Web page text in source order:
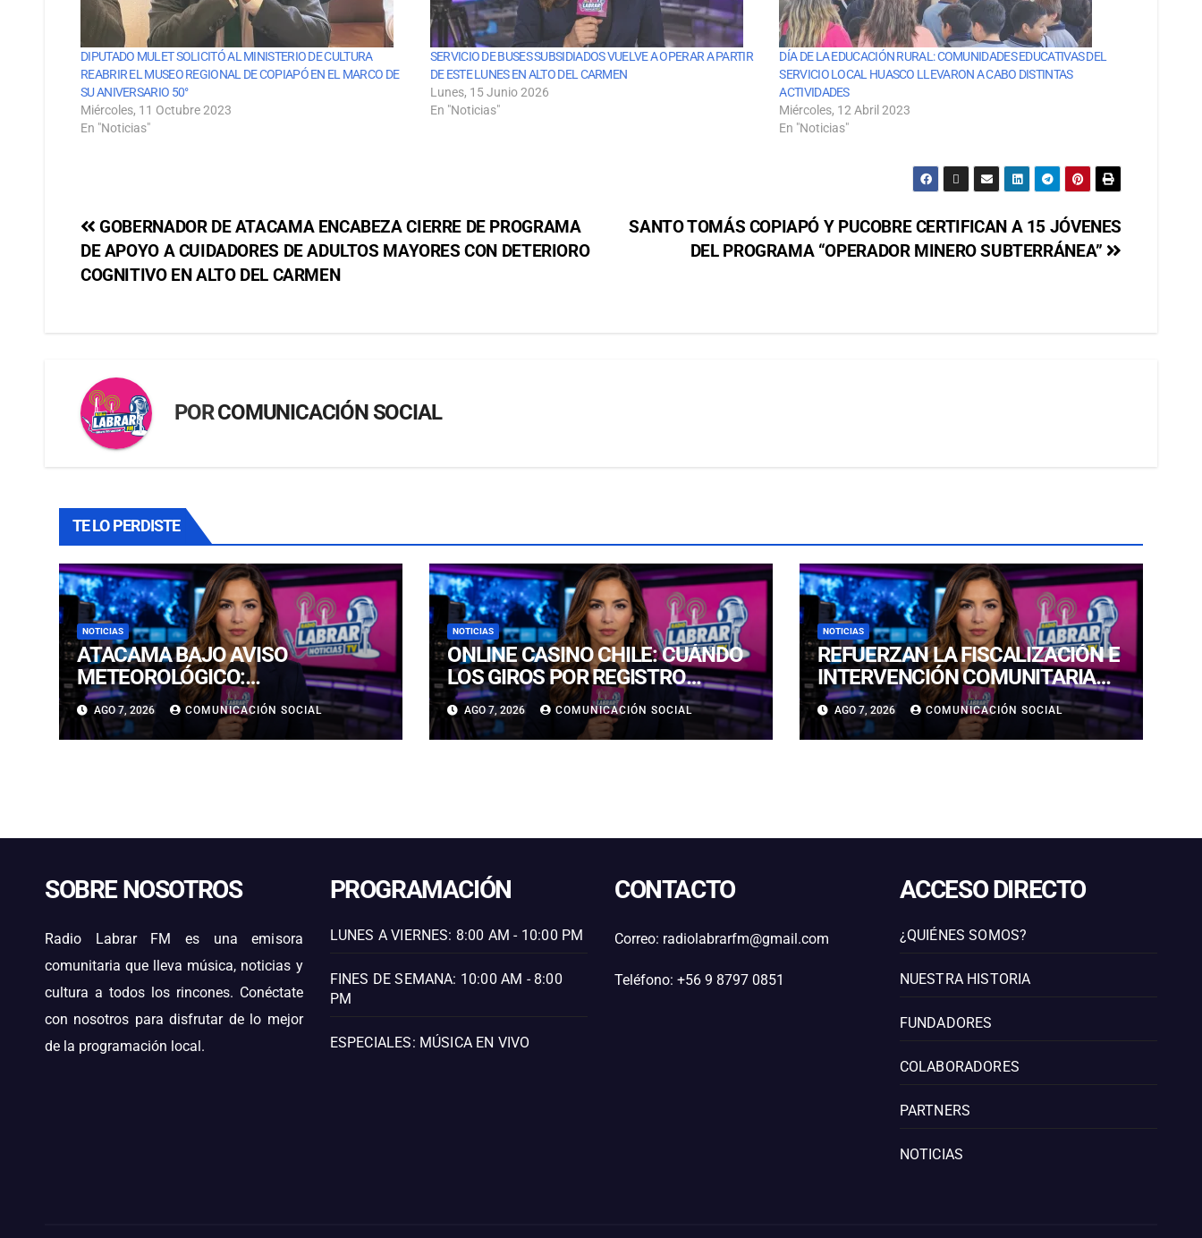
DIPUTADO MULET SOLICITÓ AL MINISTERIO DE CULTURA
REABRIR EL MUSEO REGIONAL DE COPIAPÓ EN EL MARCO DE
SU ANIVERSARIO 50°
Miércoles, 11 Octubre 2023
En "Noticias"
SERVICIO DE BUSES SUBSIDIADOS VUELVE A OPERAR A PARTIR
DE ESTE LUNES EN ALTO DEL CARMEN
Lunes, 15 Junio 2026
En "Noticias"
DÍA DE LA EDUCACIÓN RURAL: COMUNIDADES EDUCATIVAS DEL
SERVICIO LOCAL HUASCO LLEVARON A CABO DISTINTAS
ACTIVIDADES
Miércoles, 12 Abril 2023
En "Noticias"
SANTO TOMÁS COPIAPÓ Y PUCOBRE CERTIFICAN A 15 JÓVENES
DEL PROGRAMA “OPERADOR MINERO SUBTERRÁNEA”
GOBERNADOR DE ATACAMA ENCABEZA CIERRE DE PROGRAMA
DE APOYO A CUIDADORES DE ADULTOS MAYORES CON DETERIORO
COGNITIVO EN ALTO DEL CARMEN
PORCOMUNICACIÓN SOCIAL
TE LO PERDISTE
NOTICIAS
ATACAMA BAJO AVISO
METEOROLÓGICO:
PRONOSTICAN LLUVIAS E
ISOTERMA CERO ALTA EN
PRECORDILLERA Y CORDILLERA
AGO 7, 2026 COMUNICACIÓN SOCIAL
NOTICIAS
ONLINE CASINO CHILE: CUÁNDO
LOS GIROS POR REGISTRO
REALMENTE SIRVEN
AGO 7, 2026 COMUNICACIÓN SOCIAL
NOTICIAS
REFUERZAN LA FISCALIZACIÓN E
INTERVENCIÓN COMUNITARIA
CON OPERATIVO CONJUNTO EN
CALDERA
AGO 7, 2026 COMUNICACIÓN SOCIAL
SOBRE NOSOTROS
Radio Labrar FM es una emisora
comunitaria que lleva música, noticias y
cultura a todos los rincones. Conéctate
con nosotros para disfrutar de lo mejor
de la programación local.
PROGRAMACIÓN
LUNES A VIERNES: 8:00 AM - 10:00 PM
FINES DE SEMANA: 10:00 AM - 8:00
PM
ESPECIALES: MÚSICA EN VIVO
CONTACTO
Correo: radiolabrarfm@gmail.com
Teléfono: +56 9 8797 0851
ACCESO DIRECTO
¿QUIÉNES SOMOS?
NUESTRA HISTORIA
FUNDADORES
COLABORADORES
PARTNERS
NOTICIAS